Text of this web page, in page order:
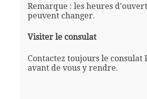
Remarque : les heures
peuvent changer.
Visiter le consulat
Contactez toujours le consulat
avant de vous y rendre.